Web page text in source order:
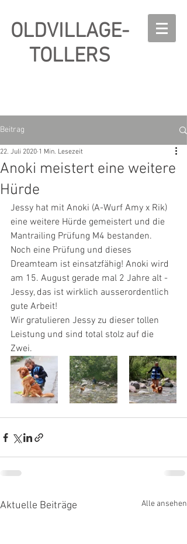
OLDVILLAGE-
TOLLERS
Beitrag
Anoki meistert eine weitere
Hürde
22. Juli 2020 1 Min. Lesezeit
Jessy hat mit Anoki (A-Wurf Amy x Rik)
eine weitere Hürde gemeistert und die
Mantrailing Prüfung M4 bestanden.
Noch eine Prüfung und dieses
Dreamteam ist einsatzfähig! Anoki wird
am 15. August gerade mal 2 Jahre alt -
Jessy, das ist wirklich ausserordentlich
gute Arbeit!
Wir gratulieren Jessy zu dieser tollen
Leistung und sind total stolz auf die
Zwei.
Aktuelle Beiträge Alle ansehen